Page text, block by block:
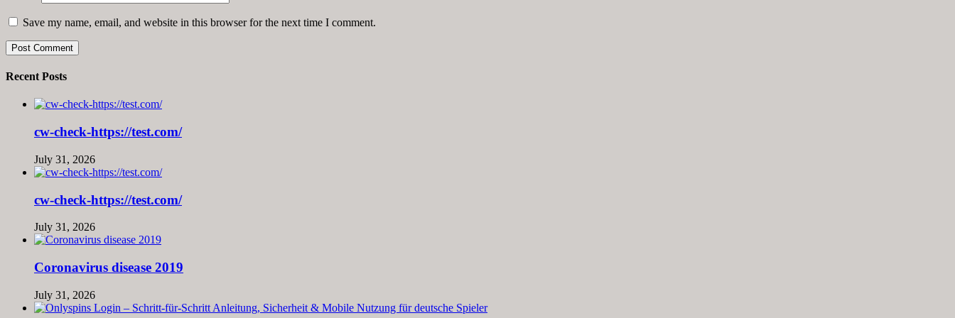
Save my name, email, and website in this browser for the next time I comment.
Recent Posts
cw-check-https://test.com/
July 31, 2026
cw-check-https://test.com/
July 31, 2026
Coronavirus disease 2019
July 31, 2026